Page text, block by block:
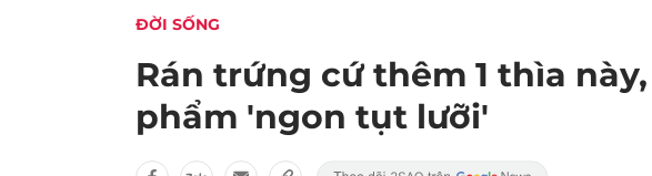
ĐỜI SỐNG
Rán trứng cứ thêm 1 thìa
phẩm 'ngon tụt lưỡi'